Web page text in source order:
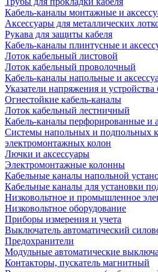
Кабель-каналы монтажные и
Аксессуары для металлических
Рукава для защиты кабеля
Кабель-каналы плинтусные и
Лоток кабельный листовой
Лоток кабельный проволочный
Кабель-каналы напольные и
Указатели напряжения и устройства
Огнестойкие кабель-каналы
Лоток кабельный лестничный
Кабель-каналы перфорированные и
Системы напольных и подпольных
электромонтажных колон
Лючки и аксессуары
Электромонтажные колонны
Кабельные каналы напольной
Кабельные каналы для установки
Низковольтное и промышленное
Низковольтное оборудование
Приборы измерения и учета
Выключатель автоматический
Предохранители
Модульные автоматические
Контакторы, пускатель магнитный